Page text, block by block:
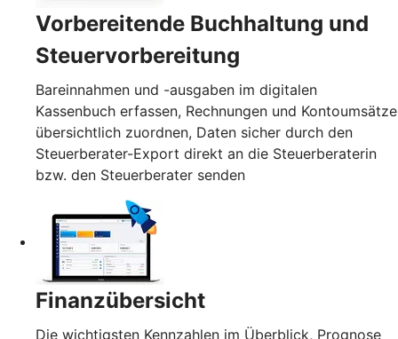
Vorbereitende Buchhaltung und
Steuervorbereitung
Bareinnahmen und -ausgaben im digitalen
Kassenbuch erfassen, Rechnungen und Kontoumsätze
übersichtlich zuordnen, Daten sicher durch den
Steuerberater-Export direkt an die Steuerberaterin
bzw. den Steuerberater senden
Finanzübersicht
Die wichtigsten Kennzahlen im Überblick, Prognose